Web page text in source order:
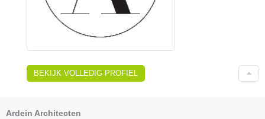
BEKIJK VOLLEDIG PROFIEL
Ardein Architecten